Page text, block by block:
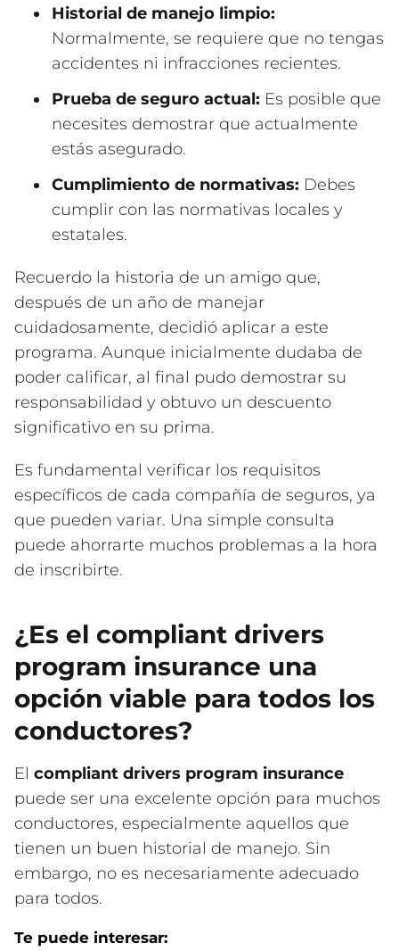
Historial de manejo limpio:
Normalmente, se requiere que no tengas
accidentes ni infracciones recientes.
Prueba de seguro actual: Es posible que
necesites demostrar que actualmente
estás asegurado.
Cumplimiento de normativas: Debes
cumplir con las normativas locales y
estatales.
Recuerdo la historia de un amigo que,
después de un año de manejar
cuidadosamente, decidió aplicar a este
programa. Aunque inicialmente dudaba de
poder calificar, al final pudo demostrar su
responsabilidad y obtuvo un descuento
significativo en su prima.
Es fundamental verificar los requisitos
específicos de cada compañía de seguros, ya
que pueden variar. Una simple consulta
puede ahorrarte muchos problemas a la hora
de inscribirte.
¿Es el compliant drivers
program insurance una
opción viable para todos los
conductores?
El compliant drivers program insurance
puede ser una excelente opción para muchos
conductores, especialmente aquellos que
tienen un buen historial de manejo. Sin
embargo, no es necesariamente adecuado
para todos.
Te puede interesar: